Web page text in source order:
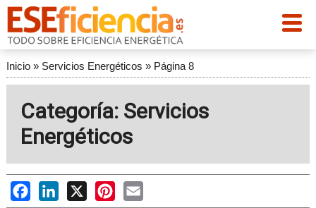
Inicio» Servicios Energéticos » Página 8
Categoría: Servicios
Energéticos
FacebookLinkedIn
X PinterestEmail